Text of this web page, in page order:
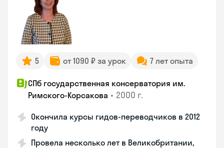
5 от 1090 ₽ за урок 7 лет опыта
СПб государственная консерватория им.
Римского-Корсакова • 2000 г.
Окончила курсы гидов-переводчиков в 2012
году
Провела несколько лет в Великобритании,